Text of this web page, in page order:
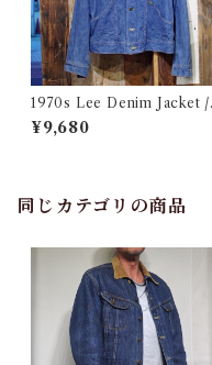
1970s Lee Denim Jacket /
リー デニムジャケット Good
Condition !!
¥9,680
同じカテゴリの商品